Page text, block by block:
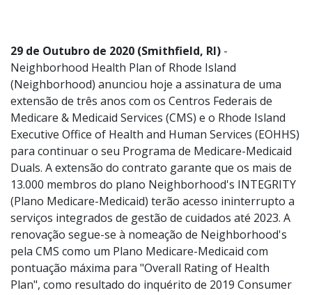
29 de Outubro de 2020 (Smithfield, RI) -
Neighborhood Health Plan of Rhode Island
(Neighborhood) anunciou hoje a assinatura de uma
extensão de três anos com os Centros Federais de
Medicare & Medicaid Services (CMS) e o Rhode Island
Executive Office of Health and Human Services (EOHHS)
para continuar o seu Programa de Medicare-Medicaid
Duals. A extensão do contrato garante que os mais de
13.000 membros do plano Neighborhood's INTEGRITY
(Plano Medicare-Medicaid) terão acesso ininterrupto a
serviços integrados de gestão de cuidados até 2023. A
renovação segue-se à nomeação de Neighborhood's
pela CMS como um Plano Medicare-Medicaid com
pontuação máxima para "Overall Rating of Health
Plan", como resultado do inquérito de 2019 Consumer